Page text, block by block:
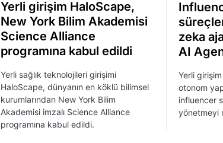
Yerli girişim HaloScape,
New York Bilim Akademisi
Science Alliance
programına kabul edildi
Yerli sağlık teknolojileri girişimi
HaloScape, dünyanın en köklü bilimsel
kurumlarından New York Bilim
Akademisi imzalı Science Alliance
programına kabul edildi.
zeka
AI
Yerli
otonom
influencer
yönetmeyi